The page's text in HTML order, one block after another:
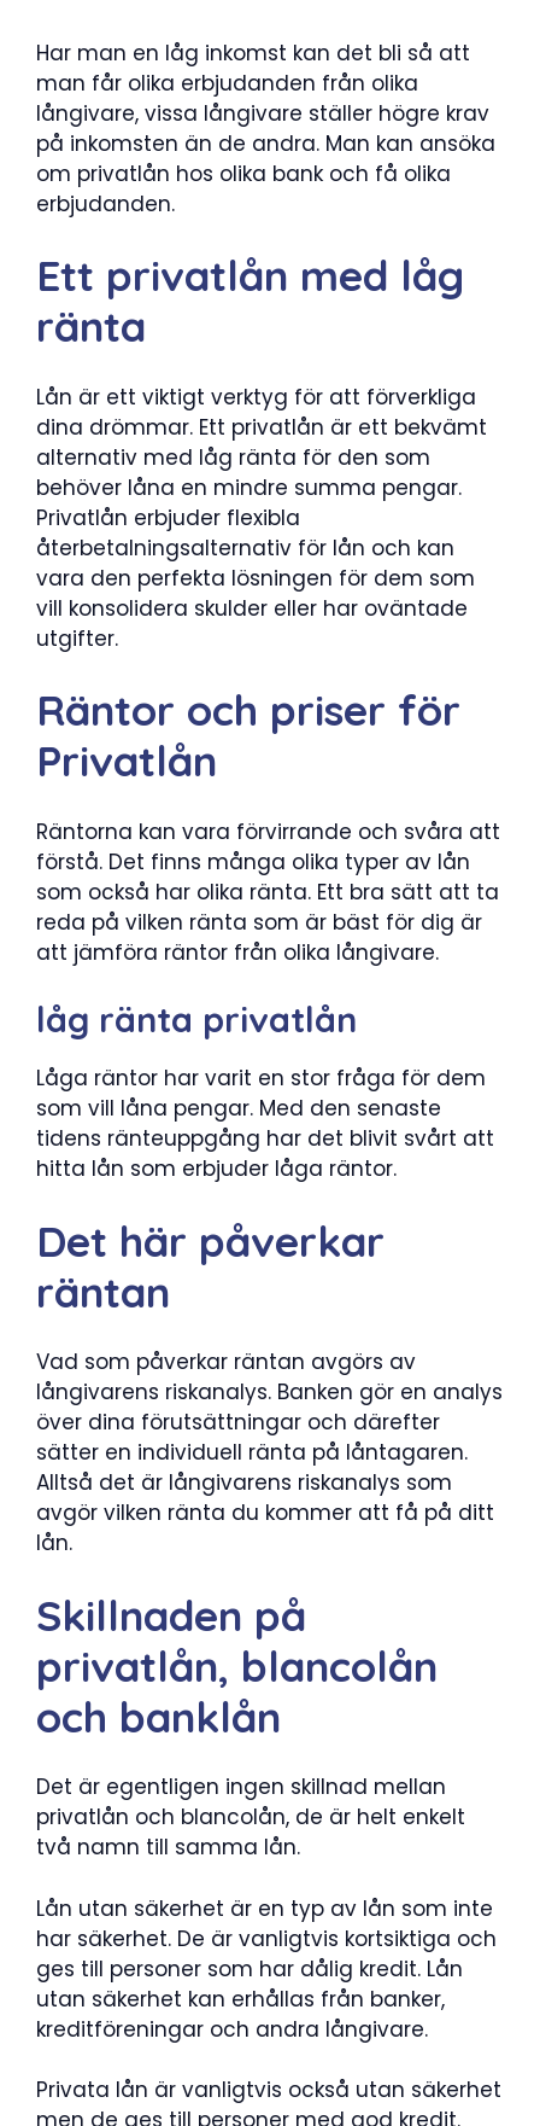
Har man en låg inkomst kan det bli så att
man får olika erbjudanden från olika
långivare, vissa långivare ställer högre krav
på inkomsten än de andra. Man kan ansöka
om privatlån hos olika bank och få olika
erbjudanden.
Ett privatlån med låg
ränta
Lån är ett viktigt verktyg för att förverkliga
dina drömmar. Ett privatlån är ett bekvämt
alternativ med låg ränta för den som
behöver låna en mindre summa pengar.
Privatlån erbjuder flexibla
återbetalningsalternativ för lån och kan
vara den perfekta lösningen för dem som
vill konsolidera skulder eller har oväntade
utgifter.
Räntor och priser för
Privatlån
Räntorna kan vara förvirrande och svåra att
förstå. Det finns många olika typer av lån
som också har olika ränta. Ett bra sätt att ta
reda på vilken ränta som är bäst för dig är
att jämföra räntor från olika långivare.
låg ränta privatlån
Låga räntor har varit en stor fråga för dem
som vill låna pengar. Med den senaste
tidens ränteuppgång har det blivit svårt att
hitta lån som erbjuder låga räntor.
Det här påverkar
räntan
Vad som påverkar räntan avgörs av
långivarens riskanalys. Banken gör en analys
över dina förutsättningar och därefter
sätter en individuell ränta på låntagaren.
Alltså det är långivarens riskanalys som
avgör vilken ränta du kommer att få på ditt
lån.
Skillnaden på
privatlån, blancolån
och banklån
Det är egentligen ingen skillnad mellan
privatlån och blancolån, de är helt enkelt
två namn till samma lån.
Lån utan säkerhet är en typ av lån som inte
har säkerhet. De är vanligtvis kortsiktiga och
ges till personer som har dålig kredit. Lån
utan säkerhet kan erhållas från banker,
kreditföreningar och andra långivare.
Privata lån är vanligtvis också utan säkerhet
men de ges till personer med god kredit.